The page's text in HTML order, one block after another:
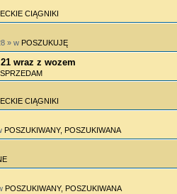
CIĄGNIKI
» w POSZUKUJĘ
wraz z wozem
SPRZEDAM
CIĄGNIKI
POSZUKIWANY, POSZUKIWANA
POSZUKIWANY, POSZUKIWANA